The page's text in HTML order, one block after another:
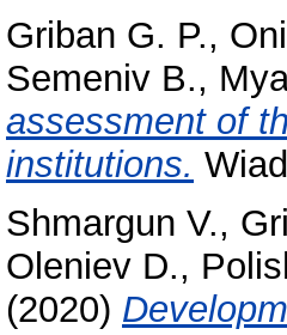
Griban G. P.,
Semeniv B.,
assessment of
institutions.
Shmargun V.,
Oleniev D.,
(2020)